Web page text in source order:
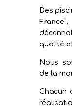
Des
France”,
qualité
Nous
de la
Chacun